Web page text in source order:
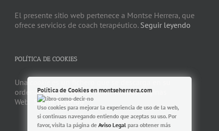
El presente sitio web pertenece a Montse Herrera, que
ofrece servicios de coach terapéutico. Seguir leyendo
POLÍTICA DE COOKIES
Una
ordenador al acceder a determinadas páginas
Web.
Seguir leyendo
Política de Cookies en montseherrera.com
Uso cookies para mejorar la experiencia de uso de la web,
si continuas navegando entiendo que aceptas su uso. Por
favor, visita la página de Aviso Legal para obtener más